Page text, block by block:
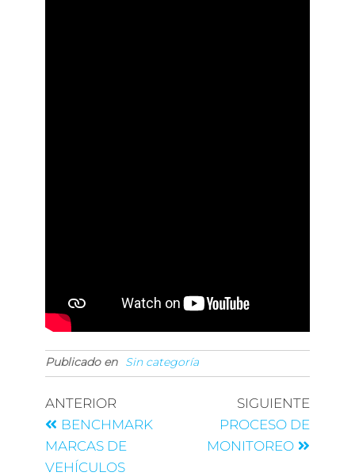
Publicado en Sin categoría
ANTERIOR
BENCHMARK
MARCAS DE
VEHÍCULOS
SIGUIENTE
PROCESO DE
MONITOREO